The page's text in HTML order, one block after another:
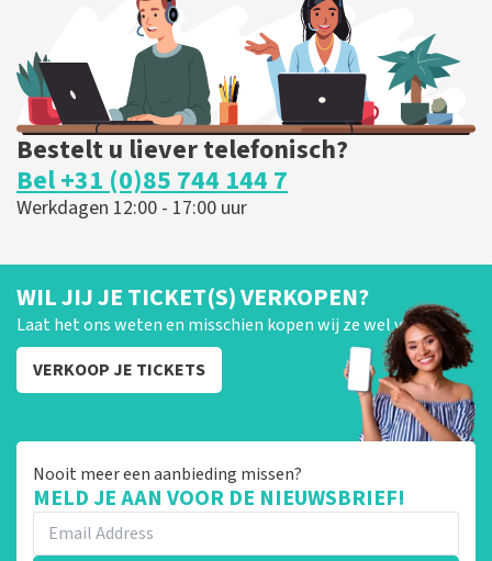
BESTEL NU
Bestelt u liever telefonisch?
Bel +31 (0)85 744 144 7
Werkdagen 12:00 - 17:00 uur
WIL JIJ JE TICKET(S) VERKOPEN?
Laat het ons weten en misschien kopen wij ze wel van je!
VERKOOP JE TICKETS
Nooit meer een aanbieding missen?
MELD JE AAN VOOR DE NIEUWSBRIEF!